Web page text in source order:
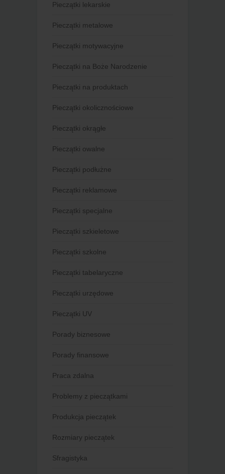
Pieczątki lekarskie
Pieczątki metalowe
Pieczątki motywacyjne
Pieczątki na Boże Narodzenie
Pieczątki na produktach
Pieczątki okolicznościowe
Pieczątki okrągłe
Pieczątki owalne
Pieczątki podłużne
Pieczątki reklamowe
Pieczątki specjalne
Pieczątki szkieletowe
Pieczątki szkolne
Pieczątki tabelaryczne
Pieczątki urzędowe
Pieczątki UV
Porady biznesowe
Porady finansowe
Praca zdalna
Problemy z pieczątkami
Produkcja pieczątek
Rozmiary pieczątek
Sfragistyka